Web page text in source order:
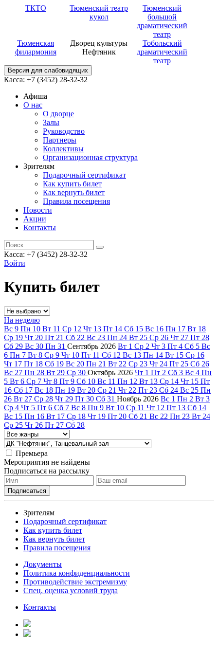
ТКТО
Тюменский театр
кукол
Тюменский
большой
драматический
театр
Тюменская
филармония
Дворец культуры
Нефтяник
Тобольский
драматический
театр
Версия для слабовидящих
Касса: +7 (3452) 28-32-32
Афиша
О нас
О дворце
Залы
Руководство
Партнеры
Коллективы
Организационная структура
Зрителям
Подарочный сертификат
Как купить билет
Как вернуть билет
Правила посещения
Новости
Акции
Контакты
Касса: +7 (3452) 28-32-32
Войти
Купить билет
На неделю
Вс 9 Пн 10 Вт 11 Ср 12 Чт 13 Пт 14 Сб 15 Вс 16 Пн 17 Вт 18
Ср 19 Чт 20 Пт 21 Сб 22 Вс 23 Пн 24 Вт 25 Ср 26 Чт 27 Пт 28
Сб 29 Вс 30 Пн 31 Сентябрь 2026 Вт 1 Ср 2 Чт 3 Пт 4 Сб 5 Вс
6 Пн 7 Вт 8 Ср 9 Чт 10 Пт 11 Сб 12 Вс 13 Пн 14 Вт 15 Ср 16
Чт 17 Пт 18 Сб 19 Вс 20 Пн 21 Вт 22 Ср 23 Чт 24 Пт 25 Сб 26
Вс 27 Пн 28 Вт 29 Ср 30 Октябрь 2026 Чт 1 Пт 2 Сб 3 Вс 4 Пн
5 Вт 6 Ср 7 Чт 8 Пт 9 Сб 10 Вс 11 Пн 12 Вт 13 Ср 14 Чт 15 Пт
16 Сб 17 Вс 18 Пн 19 Вт 20 Ср 21 Чт 22 Пт 23 Сб 24 Вс 25 Пн
26 Вт 27 Ср 28 Чт 29 Пт 30 Сб 31 Ноябрь 2026 Вс 1 Пн 2 Вт 3
Ср 4 Чт 5 Пт 6 Сб 7 Вс 8 Пн 9 Вт 10 Ср 11 Чт 12 Пт 13 Сб 14
Вс 15 Пн 16 Вт 17 Ср 18 Чт 19 Пт 20 Сб 21 Вс 22 Пн 23 Вт 24
Ср 25 Чт 26 Пт 27 Сб 28
Премьера
Мероприятия не найдены
Подписаться на рассылку
Зрителям
Подарочный сертификат
Как купить билет
Как вернуть билет
Правила посещения
Документы
Политика конфиденциальности
Противодействие экстремизму
Спец. оценка условий труда
Контакты